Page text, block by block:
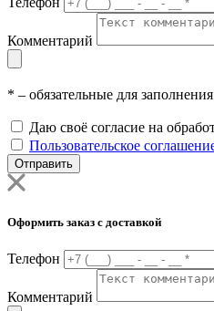
Комментарий
* – обязательные для
Даю своё согласие на
Пользовательское
Отправить
Оформить заказ с доставкой
Телефон
Комментарий